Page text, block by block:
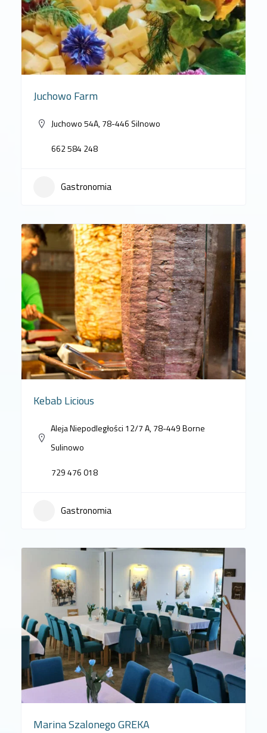
Juchowo Farm
Juchowo 54A, 78-446 Silnowo
662 584 248
Gastronomia
Kebab Licious
Aleja Niepodległości 12/7 A, 78-449 Borne
Sulinowo
729 476 018
Gastronomia
Marina Szalonego GREKA